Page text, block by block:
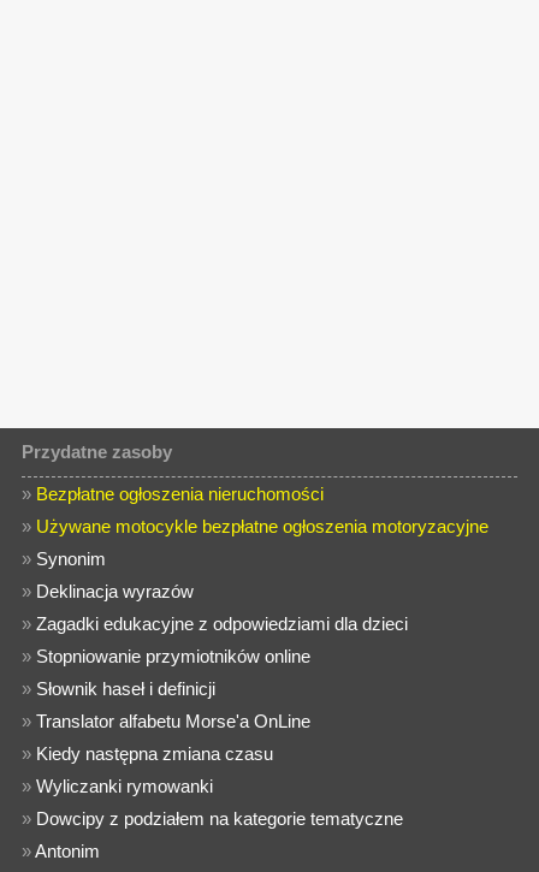
Przydatne zasoby
» Bezpłatne ogłoszenia nieruchomości
» Używane motocykle bezpłatne ogłoszenia motoryzacyjne
» Synonim
» Deklinacja wyrazów
»Zagadki edukacyjne z odpowiedziami dla dzieci
» Stopniowanie przymiotników online
» Słownik haseł i definicji
»Translator alfabetu Morse'a OnLine
» Kiedy następna zmiana czasu
»Wyliczanki rymowanki
» Dowcipy z podziałem na kategorie tematyczne
»Antonim